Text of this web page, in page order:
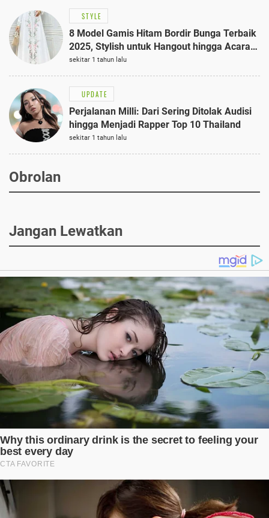
STYLE
8 Model Gamis Hitam Bordir Bunga Terbaik
2025, Stylish untuk Hangout hingga Acara
Semi-Formal
sekitar 1 tahun lalu
UPDATE
Perjalanan Milli: Dari Sering Ditolak Audisi
hingga Menjadi Rapper Top 10 Thailand
sekitar 1 tahun lalu
Obrolan
Jangan Lewatkan